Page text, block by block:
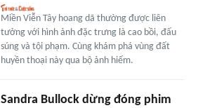
Miền Viễn Tây hoang dã thường được liên
tưởng với hình ảnh đặc trưng là cao bồi, đấu
súng và tội phạm. Cùng khám phá vùng đất
huyền thoại này qua bộ ảnh hiếm.
Sandra Bullock dừng đóng phim